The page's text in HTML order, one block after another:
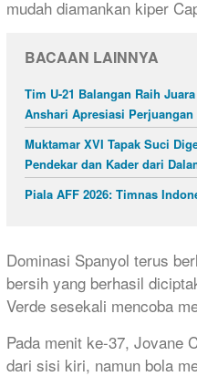
mudah diamankan kiper
BACAAN LAINNYA
Tim U-21 Balangan Raih
Anshari Apresiasi
Muktamar XVI Tapak Suci
Pendekar dan Kader dari
Piala AFF 2026: Timnas
Dominasi Spanyol terus
bersih yang berhasil
Verde sesekali mencoba
Pada menit ke-37, Jovane
dari sisi kiri, namun bola